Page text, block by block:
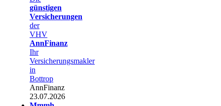
günstigen
Versicherungen
der
VHV
AnnFinanz
Ihr
Versicherungsmakler
in
Bottrop
AnnFinanz
23.07.2026